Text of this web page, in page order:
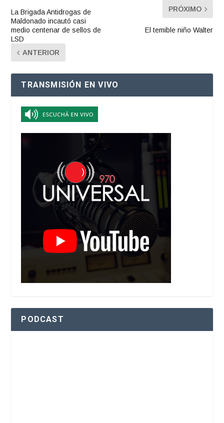
La Brigada Antidrogas de
Maldonado incautó casi
medio centenar de sellos de
LSD
ANTERIOR
PRÓXIMO
El temible niño Walter
TRANSMISIÓN EN VIVO
PODCAST